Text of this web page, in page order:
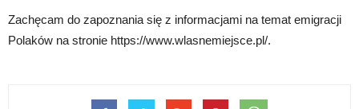
Zachęcam do zapoznania się z informacjami na temat emigracji
Polaków na stronie https://www.wlasnemiejsce.pl/.